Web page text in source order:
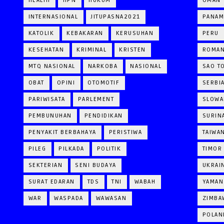
INTERNASIONAL JITUPASNA2021
KATOLIK KEBAKARAN KERUSUHAN
KESEHATAN KRIMINAL KRISTEN
MTQ NASIONAL NARKOBA NASIONAL
OBAT OPINI OTOMOTIF
PARIWISATA PARLEMENT
PEMBUNUHAN PENDIDIKAN
PENYAKIT BERBAHAYA PERISTIWA
PILEG PILKADA POLITIK
SEKTERIAN SENI BUDAYA
SURAT EDARAN TDS TNI WABAH
WAR WASPADA WAWASAN
PERU
SAO
TIMOR
YAMAN